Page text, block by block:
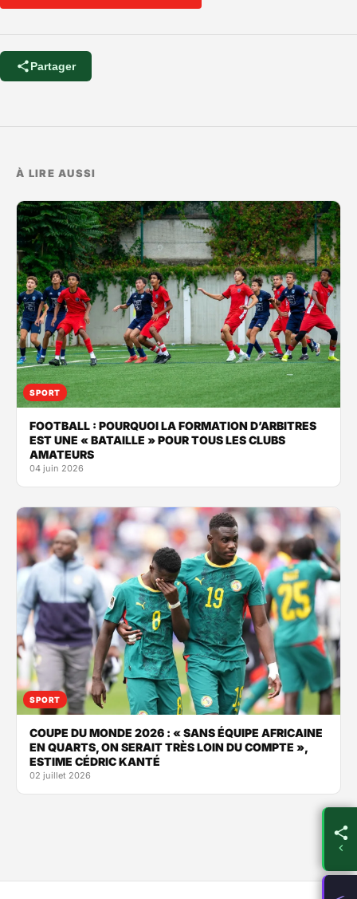
Partager
À LIRE AUSSI
SPORT
FOOTBALL : POURQUOI LA FORMATION D’ARBITRES
EST UNE « BATAILLE » POUR TOUS LES CLUBS
AMATEURS
04 juin 2026
SPORT
COUPE DU MONDE 2026 : « SANS ÉQUIPE AFRICAINE
EN QUARTS, ON SERAIT TRÈS LOIN DU COMPTE »,
ESTIME CÉDRIC KANTÉ
02 juillet 2026